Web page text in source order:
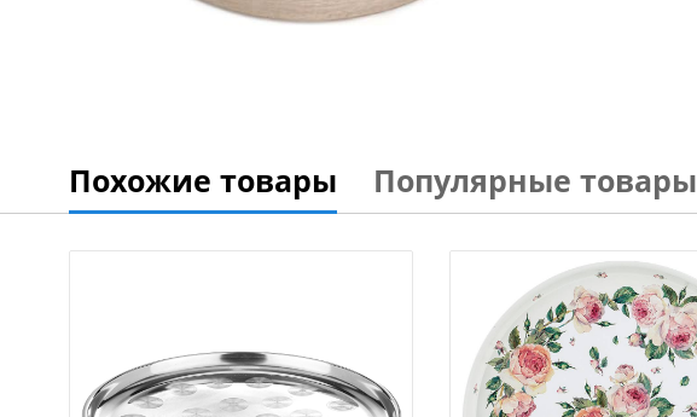
Похожие товары Популярные товары